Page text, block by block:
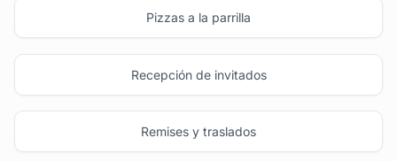
Pizzas a la parrilla
Recepción de invitados
Remises y traslados